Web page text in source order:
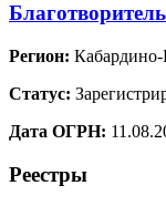
Регион: Кабардино-
Статус:
Дата ОГРН:
Реестры